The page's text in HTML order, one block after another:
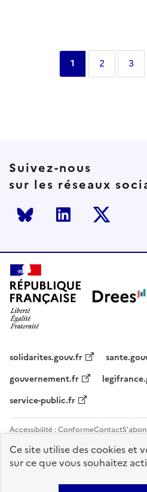
Page
courante
1 Page
2 Page
3
Suivez-nous
sur les réseaux
Bluesky LinkedInTwitter
solidarites.gouv.fr
gouvernement.fr
service-public.fr
Accessibilité : ConformeContact
Flux RSS
Recrutements
Sauf mention contraire, tous les
Ce site utilise des cookies et
sur ce que vous souhaitez